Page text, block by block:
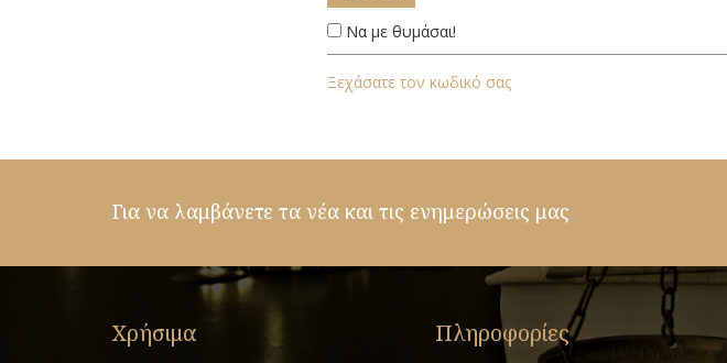
Να με θυμάσαι!
Ξεχάσατε τον κωδικό σας
Για να λαμβάνετε τα νέα και τις ενημερώσεις μας
Χρήσιμα Πληροφορίες